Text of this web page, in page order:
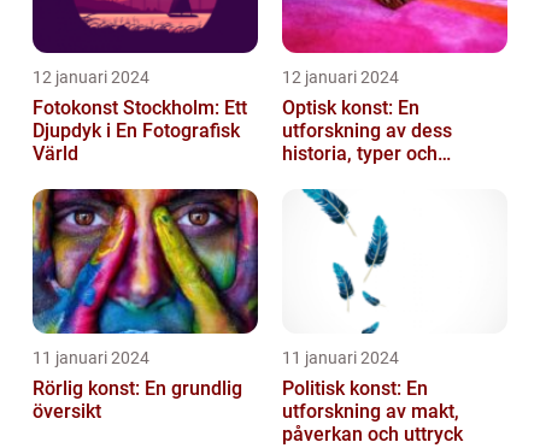
12 januari 2024
Fotokonst Stockholm: Ett
Djupdyk i En Fotografisk
Värld
12 januari 2024
Optisk konst: En
utforskning av dess
historia, typer och
11 januari 2024
Rörlig konst: En grundlig
översikt
11 januari 2024
Politisk konst: En
utforskning av makt,
påverkan och uttryck